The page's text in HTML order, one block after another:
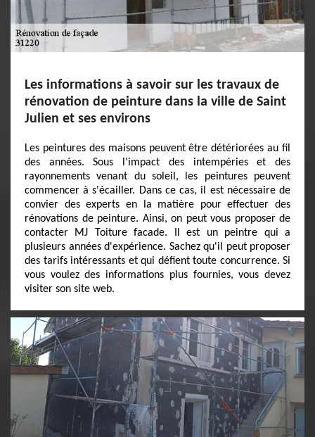
Les informations à savoir sur les travaux de
rénovation de peinture dans la ville de Saint
Julien et ses environs
Les peintures des maisons peuvent être détériorées au fil
des années. Sous l'impact des intempéries et des
rayonnements venant du soleil, les peintures peuvent
commencer à s'écailler. Dans ce cas, il est nécessaire de
convier des experts en la matière pour effectuer des
rénovations de peinture. Ainsi, on peut vous proposer de
contacter MJ Toiture facade. Il est un peintre qui a
plusieurs années d'expérience. Sachez qu'il peut proposer
des tarifs intéressants et qui défient toute concurrence. Si
vous voulez des informations plus fournies, vous devez
visiter son site web.